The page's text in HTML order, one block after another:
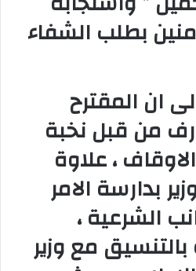
بطلب الشفاء
ان المقترح
من قبل نخبة
، علاوة
بدارسة الامر
الشرعية ،
مع وزير